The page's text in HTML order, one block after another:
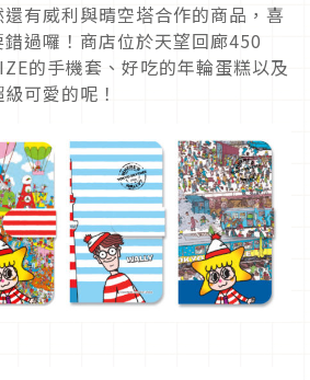
有威利與晴空塔合作的商品，喜
過囉！商店位於天望回廊450
的手機套、好吃的年輪蛋糕以及
可愛的呢！